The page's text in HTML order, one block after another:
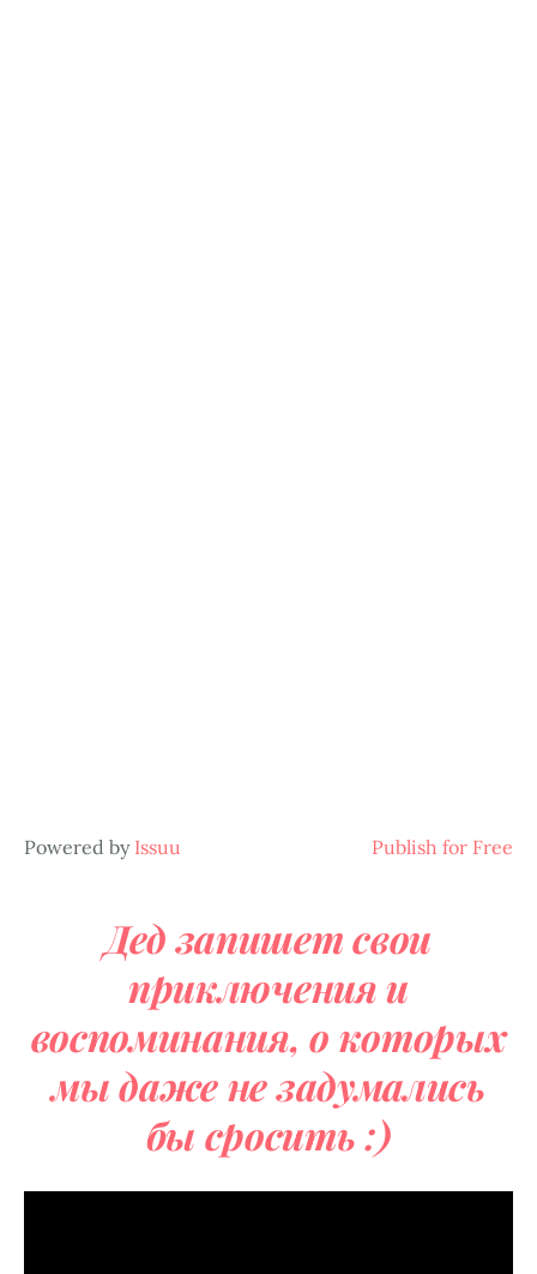
Powered by Issuu Publish for Free
Дед запишет свои
приключения и
воспоминания, о которых
мы даже незадумались
бы сросить:)